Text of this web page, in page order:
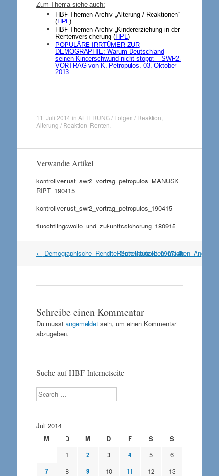
Zum Thema siehe auch:
HBF-Themen-Archiv „Alterung / Reaktionen“
(HPL )
HBF-Themen-Archiv „Kindererziehung in der
Rentenversicherung (HPL )
POPULÄRE IRRTÜMER ZUR
DEMOGRAPHIE: Warum Deutschland
seinen Kinderschwund nicht stoppt – SWR2-
VORTRAG von K. Petropulos, 03. Oktober
2013
11. Juli 2014 in ALTERUNG / Folgen / Reaktion
Alterung / Reaktion Renten
Verwandte Artikel
kontrollverlust_swr2_vortrag_petropulos_MANUSK
RIPT_190415
kontrollverlust_swr2_vortrag_petropulos_190415
fluechtlingswelle_und_zukunftssicherung_180915
Artikel
← Demographische_Rendite_Scheinbluete_090714b
Schreibe einen Kommentar
Du musst angemeldetsein, um einen Kommentar
abzugeben.
Suche auf HBF-Internetseite
Search
Juli 2014
M
D M D F S
S
1
2 3 4 5
6
7
8 9 10 11 12
13